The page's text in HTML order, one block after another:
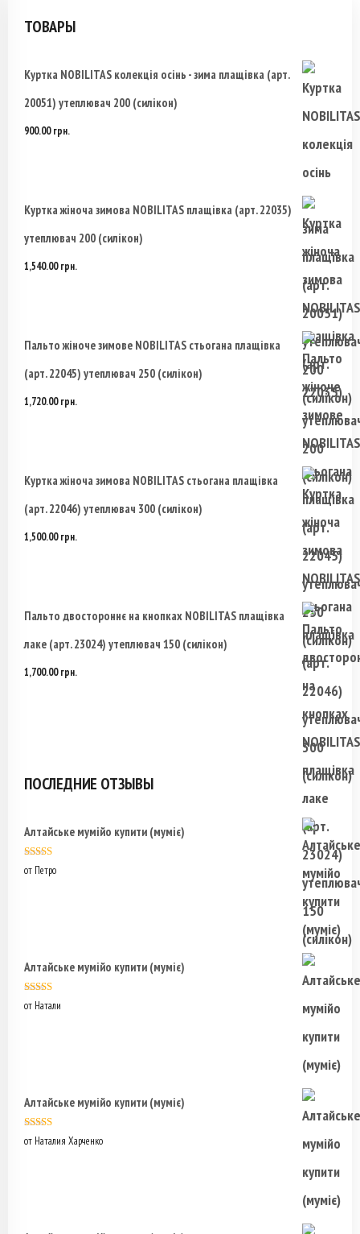
выбрать
на
ТОВАРЫ
Куртка NOBILITAS колекція осінь - зима плащівка (арт.
20051) утеплювач 200 (силікон)
900.00грн.
Куртка жіноча зимова NOBILITAS плащівка (арт. 22035)
утеплювач 200 (силікон)
1,540.00грн.
Пальто жіноче зимове NOBILITAS стьогана плащівка
(арт. 22045) утеплювач 250 (силікон)
1,720.00грн.
Куртка жіноча зимова NOBILITAS стьогана плащівка
(арт. 22046) утеплювач 300 (силікон)
1,500.00грн.
Пальто двостороннє на кнопках NOBILITAS плащівка
лаке (арт. 23024) утеплювач 150 (силікон)
1,700.00грн.
ПОСЛЕДНИЕ ОТЗЫВЫ
Алтайське мумійо купити (муміє)
Оценка
5
от Петро
Алтайське мумійо купити (муміє)
Оценка5
5
от Натали
Алтайське мумійо купити (муміє)
Оценка5 из
5
от Наталия Харченко